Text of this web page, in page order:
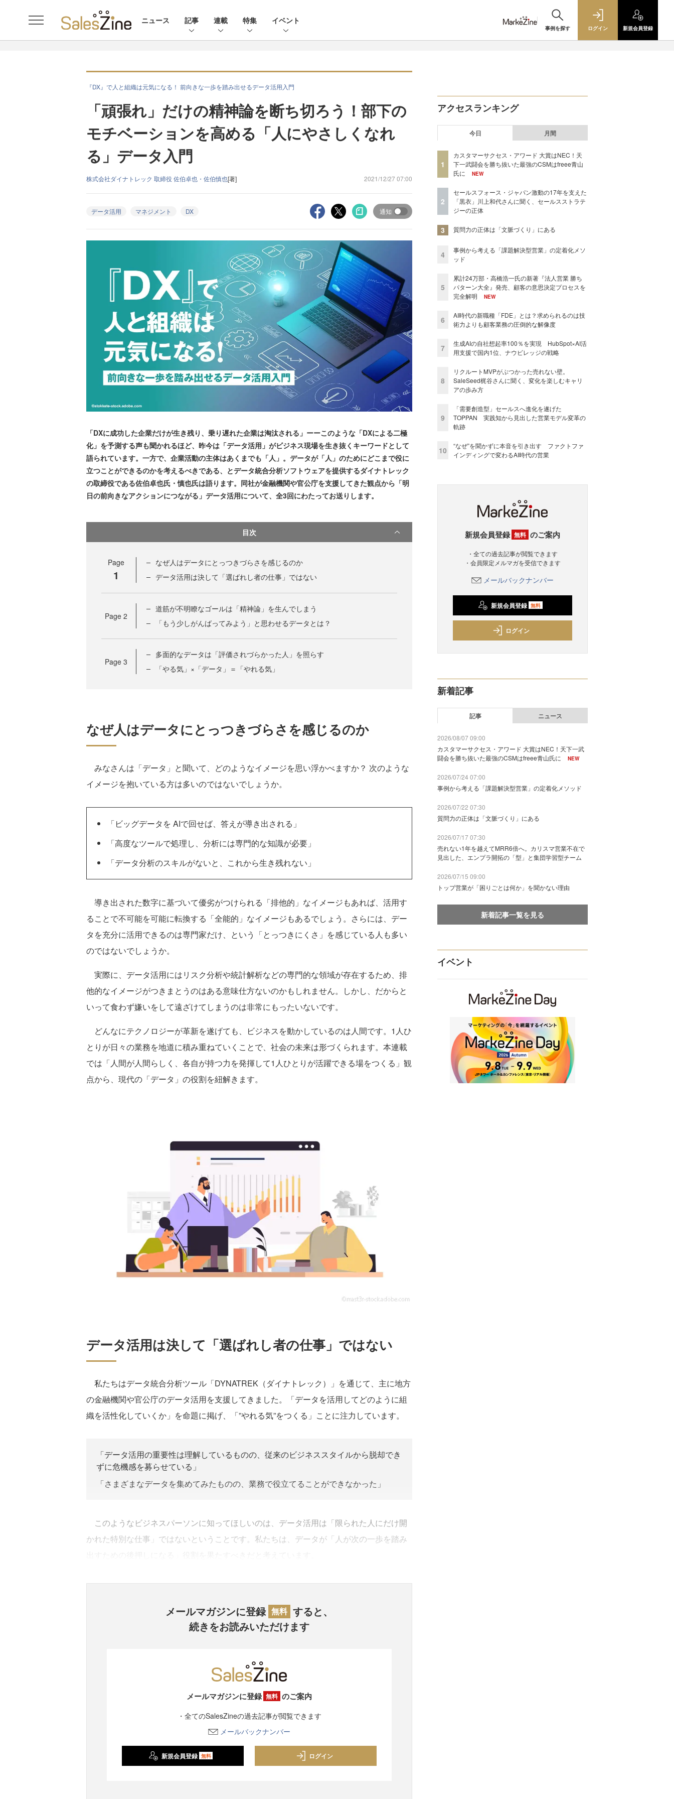
ニュース 記事 連載 特集 イベント
事例を探す ログイン 新規会員登録
『DX』で人と組織は元気になる！ 前向きな一歩を踏み出せるデータ活用入門
「頑張れ」だけの精神論を断ち切ろう！部下の
モチベーションを高める「人にやさしくなれ
る」データ入門
株式会社ダイナトレック 取締役 佐伯卓也・佐伯慎也[著] 2021/12/27 07:00
データ活用 マネジメント DX 通知
「DXに成功した企業だけが生き残り、乗り遅れた企業は淘汰される」ーーこのような「DXによる二極
化」を予測する声も聞かれるほど、昨今は「データ活用」がビジネス現場を生き抜くキーワードとして
語られています。一方で、企業活動の主体はあくまでも「人」。データが「人」のためにどこまで役に
立つことができるのかを考えるべきである、とデータ統合分析ソフトウェアを提供するダイナトレック
の取締役である佐伯卓也氏・慎也氏は語ります。同社が金融機関や官公庁を支援してきた観点から「明
日の前向きなアクションにつながる」データ活用について、全3回にわたってお送りします。
目次
Page
1
なぜ人はデータにとっつきづらさを感じるのか
データ活用は決して「選ばれし者の仕事」ではない
Page 2
道筋が不明瞭なゴールは「精神論」を生んでしまう
「もう少しがんばってみよう」と思わせるデータとは？
Page 3
多面的なデータは「評価されづらかった人」を照らす
「やる気」×「データ」＝「やれる気」
なぜ人はデータにとっつきづらさを感じるのか
みなさんは「データ」と聞いて、どのようなイメージを思い浮かべますか？ 次のような
イメージを抱いている方は多いのではないでしょうか。
「ビッグデータを AIで回せば、答えが導き出される」
「高度なツールで処理し、分析には専門的な知識が必要」
「データ分析のスキルがないと、これから生き残れない」
導き出された数字に基づいて優劣がつけられる「排他的」なイメージもあれば、活用す
ることで不可能を可能に転換する「全能的」なイメージもあるでしょう。さらには、デー
タを充分に活用できるのは専門家だけ、という「とっつきにくさ」を感じている人も多い
のではないでしょうか。
実際に、データ活用にはリスク分析や統計解析などの専門的な領域が存在するため、排
他的なイメージがつきまとうのはある意味仕方ないのかもしれません。しかし、だからと
いって食わず嫌いをして遠ざけてしまうのは非常にもったいないです。
どんなにテクノロジーが革新を遂げても、ビジネスを動かしているのは人間です。1人ひ
とりが日々の業務を地道に積み重ねていくことで、社会の未来は形づくられます。本連載
では「人間が人間らしく、各自が持つ力を発揮して1人ひとりが活躍できる場をつくる」観
点から、現代の「データ」の役割を紐解きます。
データ活用は決して「選ばれし者の仕事」ではない
私たちはデータ統合分析ツール「DYNATREK（ダイナトレック）」を通じて、主に地方
の金融機関や官公庁のデータ活用を支援してきました。「データを活用してどのように組
織を活性化していくか」を命題に掲げ、「”やれる気”をつくる」ことに注力しています。
「データ活用の重要性は理解しているものの、従来のビジネススタイルから脱却でき
ずに危機感を募らせている」
「さまざまなデータを集めてみたものの、業務で役立てることができなかった」
このようなビジネスパーソンに知ってほしいのは、データ活用は「限られた人にだけ開
かれた特別な仕事」ではないということです。私たちは、データが「人が次の一歩を踏み
メールマガジンに登録 無料 すると、
続きをお読みいただけます
メールマガジンに登録 無料 のご案内
・全てのSalesZineの過去記事が閲覧できます
メールバックナンバー
新規会員登録 無料 ログイン
アクセスランキング
今日 月間
1
カスタマーサクセス・アワード 大賞はNEC！天
下一武闘会を勝ち抜いた最強のCSMはfreee青山
氏に
NEW
2
セールスフォース・ジャパン激動の17年を支えた
「黒衣」川上和代さんに聞く、セールスストラテ
ジーの正体
3 質問力の正体は「文脈づくり」にある
4
事例から考える「課題解決型営業」の定着化メソ
ッド
5
累計24万部・高橋浩一氏の新著『法人営業 勝ち
パターン大全』発売、顧客の意思決定プロセスを
完全解明
NEW
6
AI時代の新職種「FDE」とは？求められるのは技
術力よりも顧客業務の圧倒的な解像度
7
生成AIの自社想起率100％を実現 HubSpot×AI活
用支援で国内1位、ナウビレッジの戦略
8
リクルートMVPがぶつかった売れない壁。
SaleSeed梶谷さんに聞く、変化を楽しむキャリ
アの歩み方
9
「需要創造型」セールスへ進化を遂げた
TOPPAN 実践知から見出した営業モデル変革の
軌跡
10
“なぜ”を聞かずに本音を引き出す ファクトファ
インディングで変わるAI時代の営業
新規会員登録 無料 のご案内
・全ての過去記事が閲覧できます
・会員限定メルマガを受信できます
メールバックナンバー
新規会員登録 無料
ログイン
新着記事
記事 ニュース
2026/08/07 09:00
カスタマーサクセス・アワード 大賞はNEC！天下一武
闘会を勝ち抜いた最強のCSMはfreee青山氏に
NEW
2026/07/24 07:00
事例から考える「課題解決型営業」の定着化メソッド
2026/07/22 07:30
質問力の正体は「文脈づくり」にある
2026/07/17 07:30
売れない1年を越えてMRR6倍へ。カリスマ営業不在で
見出した、エンプラ開拓の「型」と集団学習型チーム
2026/07/15 09:00
トップ営業が「困りごとは何か」を聞かない理由
新着記事一覧を見る
イベント